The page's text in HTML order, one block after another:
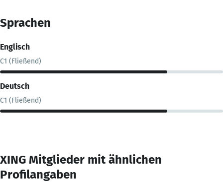
Sprachen
Englisch
C1 (Fließend)
Deutsch
C1 (Fließend)
XING Mitglieder mit ähnlichen
Profilangaben